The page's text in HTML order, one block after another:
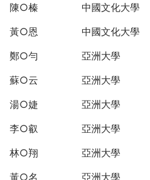
陳○榛 中國文化大學
黃○恩 中國文化大學
鄭○勻 亞洲大學
蘇○云 亞洲大學
湯○婕 亞洲大學
李○叡 亞洲大學
林○翔 亞洲大學
黃○名 亞洲大學